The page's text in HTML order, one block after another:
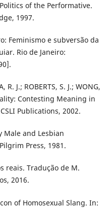
Politics of the Performative.
1997.
Feminismo e subversão da
Rio de Janeiro:
R. J.; ROBERTS, S. J.; WONG,
Contesting Meaning in
Publications, 2002.
Male and Lesbian
Press, 1981.
reais. Tradução de M.
2016.
of Homosexual Slang. In: